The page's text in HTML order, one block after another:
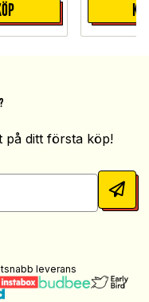
på ditt första köp!
leverans